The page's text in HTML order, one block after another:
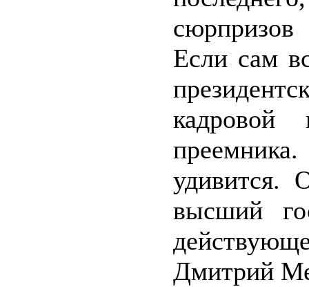
Если сам
кадровой
удивится.
высший
Дмитрий